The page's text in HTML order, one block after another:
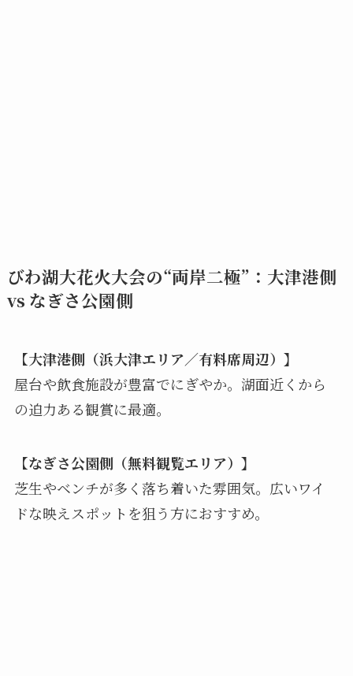
びわ湖大花火大会の“両岸二極”：大津港側
vs なぎさ公園側
【大津港側（浜大津エリア／有料席周辺）】
屋台や飲食施設が豊富でにぎやか。湖面近くから
の迫力ある観賞に最適。
【なぎさ公園側（無料観覧エリア）】
芝生やベンチが多く落ち着いた雰囲気。広いワイ
ドな映えスポットを狙う方におすすめ。